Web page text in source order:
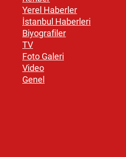
Yerel Haberler
İstanbul Haberleri
Biyografiler
TV
Foto Galeri
Video
Genel